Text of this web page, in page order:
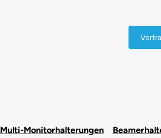
Multi-Monitorhalterungen